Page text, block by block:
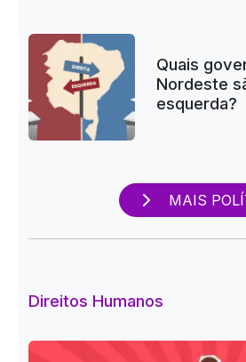
Quais
Nordeste
esquerda?
MAIS
Direitos Humanos